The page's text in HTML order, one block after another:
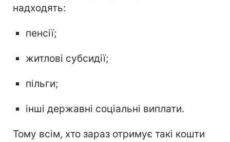
надходять:
пенсії;
житлові субсидії;
пільги;
інші державні соціальні виплати.
Тому всім, хто зараз отримує такі кошти